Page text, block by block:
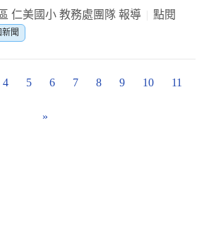
仁美國小 教務處團隊 報導
點閱
聞
4 5 6 7 8 9 10 11
»